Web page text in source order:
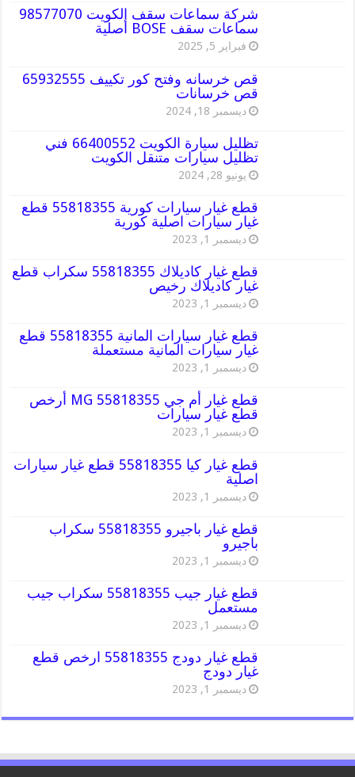
شركة سماعات سقف الكويت 98577070
سماعات سقف BOSE أصلية
فبراير 5, 2025
قص خرسانه وفتح كور تكييف 65932555
قص خرسانات
ديسمبر 18, 2024
تظليل سيارة الكويت 66400552 فني
تظليل سيارات متنقل الكويت
يونيو 28, 2024
قطع غيار سيارات كورية 55818355 قطع
غيار سيارات اصلية كورية
ديسمبر 1, 2023
قطع غيار كاديلاك 55818355 سكراب قطع
غيار كاديلاك رخيص
ديسمبر 1, 2023
قطع غيار سيارات المانية 55818355 قطع
غيار سيارات المانية مستعملة
ديسمبر 1, 2023
قطع غيار أم جي MG 55818355 أرخص
قطع غيار سيارات
ديسمبر 1, 2023
قطع غيار كيا 55818355 قطع غيار سيارات
اصلية
ديسمبر 1, 2023
قطع غيار باجيرو 55818355 سكراب
باجيرو
ديسمبر 1, 2023
قطع غيار جيب 55818355 سكراب جيب
مستعمل
ديسمبر 1, 2023
قطع غيار دودج 55818355 ارخص قطع
غيار دودج
ديسمبر 1, 2023